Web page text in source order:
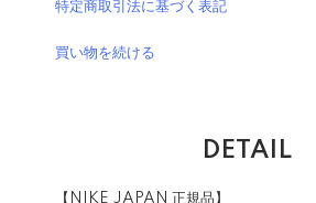
特定商取引法に基づく表記
買い物を続ける
DETAIL
【NIKE JAPAN 正規品】